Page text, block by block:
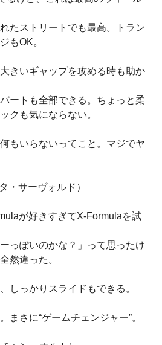
たストリートでも最高。トラン
もOK。
きいギャップを攻める時も助か
ートも全部できる。ちょっと柔
クも気にならない。
もいらないってこと。マジでヤ
・サーヴォルド）
が好きすぎてX-Formulaを試
っぽいのかな？」って思ったけ
然違った。
しっかりスライドもできる。
まさに“ゲームチェンジャー”。